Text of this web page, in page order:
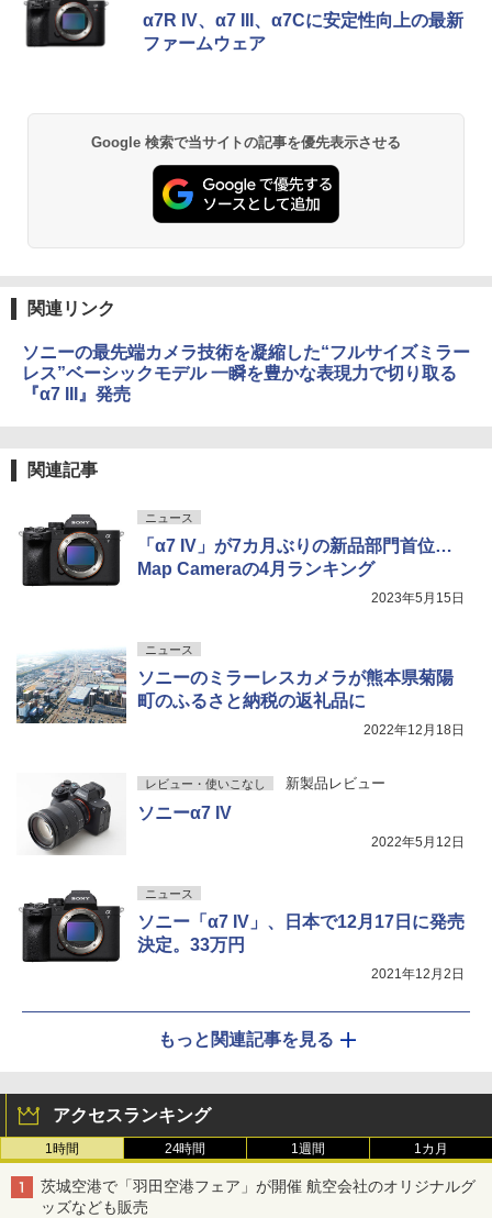
α7R IV、α7 III、α7Cに安定性向上の最新
ファームウェア
Google 検索で当サイトの記事を優先表示させる
関連リンク
ソニーの最先端カメラ技術を凝縮した“フルサイズミラー
レス”ベーシックモデル 一瞬を豊かな表現力で切り取る
『α7 III』発売
関連記事
ニュース
「α7 IV」が7カ月ぶりの新品部門首位…
Map Cameraの4月ランキング
2023年5月15日
ニュース
ソニーのミラーレスカメラが熊本県菊陽
町のふるさと納税の返礼品に
2022年12月18日
レビュー・使いこなし 新製品レビュー
ソニーα7 IV
2022年5月12日
ニュース
ソニー「α7 IV」、日本で12月17日に発売
決定。33万円
2021年12月2日
もっと関連記事を見る
アクセスランキング
1時間 24時間 1週間 1カ月
茨城空港で「羽田空港フェア」が開催 航空会社のオリジナルグ
ッズなども販売